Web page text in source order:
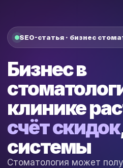
SEO-статья · бизнес
Бизнес в
клинике
счёт скидок
системы
Стоматология может